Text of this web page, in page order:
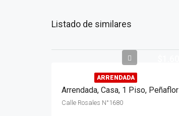
Listado de similares
ARRENDADA
Arrendada, Casa, 1 Piso, Peñaflor
Calle Rosales N°1680